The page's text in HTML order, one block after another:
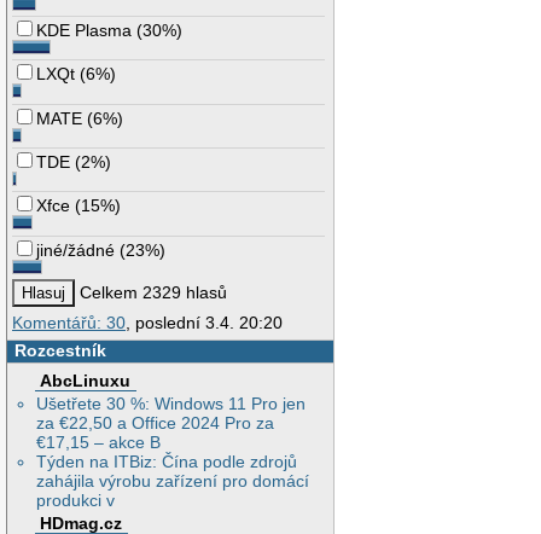
KDE Plasma (30%)
LXQt (6%)
MATE (6%)
TDE (2%)
Xfce (15%)
jiné/žádné (23%)
Celkem 2329 hlasů
Komentářů: 30, poslední 3.4. 20:20
Rozcestník
AbcLinuxu
Ušetřete 30 %: Windows 11 Pro jen
za €22,50 a Office 2024 Pro za
€17,15 – akce B
Týden na ITBiz: Čína podle zdrojů
zahájila výrobu zařízení pro domácí
produkci v
HDmag.cz